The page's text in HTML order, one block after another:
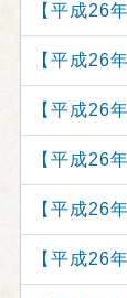
【平成
【平成
【平成
【平成26
【平成26
【平成